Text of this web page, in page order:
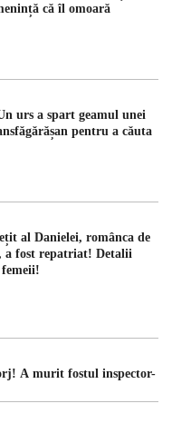
că îl omoară
urs a spart geamul unei
pentru a căuta
al Danielei, românca de
a fost repatriat! Detalii
femeii!
A murit fostul inspector-